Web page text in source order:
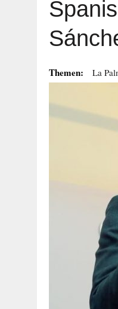
Themen: La